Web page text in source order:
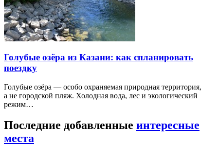
Голубые озёра из Казани: как спланировать
поездку
Голубые озёра — особо охраняемая природная территория,
а не городской пляж. Холодная вода, лес и экологический
режим…
Последние добавленные интересные
места